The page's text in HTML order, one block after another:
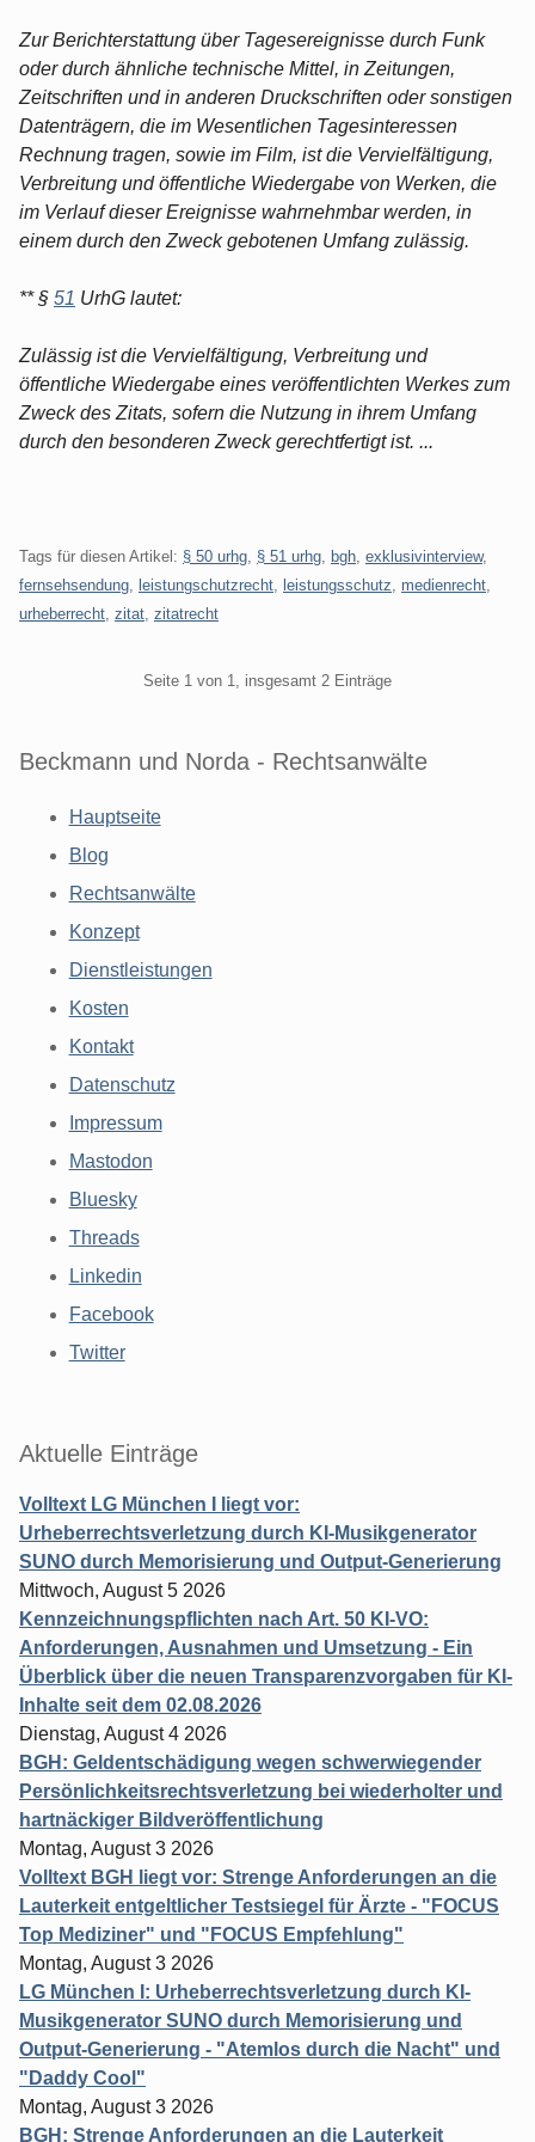
Zur Berichterstattung über Tagesereignisse durch Funk
oder durch ähnliche technische Mittel, in Zeitungen,
Zeitschriften und in anderen Druckschriften oder sonstigen
Datenträgern, die im Wesentlichen Tagesinteressen
Rechnung tragen, sowie im Film, ist die Vervielfältigung,
Verbreitung und öffentliche Wiedergabe von Werken, die
im Verlauf dieser Ereignisse wahrnehmbar werden, in
einem durch den Zweck gebotenen Umfang zulässig.
** § 51 UrhG lautet:
Zulässig ist die Vervielfältigung, Verbreitung und
öffentliche Wiedergabe eines veröffentlichten Werkes zum
Zweck des Zitats, sofern die Nutzung in ihrem Umfang
durch den besonderen Zweck gerechtfertigt ist. ...
Tags für diesen Artikel: § 50 urhg § 51 urhg bgh exklusivinterview,
fernsehsendung
leistungschutzrecht leistungsschutz medienrecht
urheberrecht zitat zitatrecht
Seite 1 von 1, insgesamt 2 Einträge
Beckmann und Norda - Rechtsanwälte
Hauptseite
Blog
Rechtsanwälte
Konzept
Dienstleistungen
Kosten
Kontakt
Datenschutz
Impressum
Mastodon
Bluesky
Threads
Linkedin
Facebook
Twitter
Aktuelle Einträge
Volltext LG München I liegt vor:
Urheberrechtsverletzung durch KI-Musikgenerator
SUNO durch Memorisierung und Output-Generierung
Mittwoch, August 5 2026
Kennzeichnungspflichten nach Art. 50 KI-VO:
Anforderungen, Ausnahmen und Umsetzung - Ein
Überblick über die neuen Transparenzvorgaben für KI-
Inhalte seit dem 02.08.2026
Dienstag, August 4 2026
BGH: Geldentschädigung wegen schwerwiegender
Persönlichkeitsrechtsverletzung bei wiederholter und
hartnäckiger Bildveröffentlichung
Montag, August 3 2026
Volltext BGH liegt vor: Strenge Anforderungen an die
Lauterkeit entgeltlicher Testsiegel für Ärzte - "FOCUS
Top Mediziner" und "FOCUS Empfehlung"
Montag, August 3 2026
LG München I: Urheberrechtsverletzung durch KI-
Musikgenerator SUNO durch Memorisierung und
Output-Generierung - "Atemlos durch die Nacht" und
"Daddy Cool"
Montag, August 3 2026
BGH: Strenge Anforderungen an die Lauterkeit